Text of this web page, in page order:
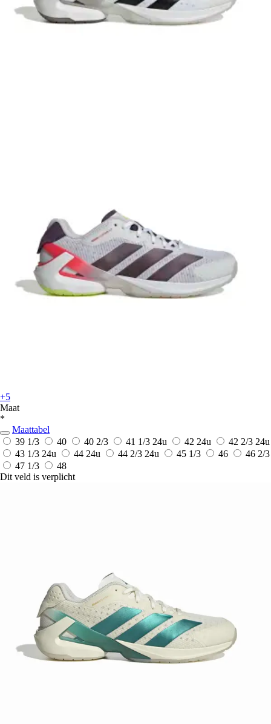
+5
Maat
*
Maattabel
39 1/3
40 40 2/3 41 1/3 24u 42 24u 42 2/3 24u
43 1/3 24u 44 24u 44 2/3 24u 45 1/3 46
46 2/3
47 1/3
48
Dit veld is verplicht